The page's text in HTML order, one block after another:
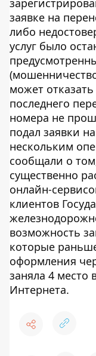
заявке на
либо
услуг было
может
последнего
номера не
подал заявки
нескольким
сообщали о
существенно
онлайн-
клиентов
возможность
которые
оформления
заняла 4 место
Интернета.